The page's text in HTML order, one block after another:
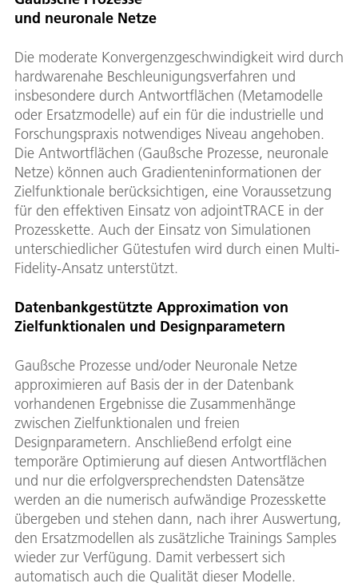
und neuronale Netze
Die moderate Konvergenzgeschwindigkeit wird durch
hardwarenahe Beschleunigungsverfahren und
insbesondere durch Antwortflächen (Metamodelle
oder Ersatzmodelle) auf ein für die industrielle und
Forschungspraxis notwendiges Niveau angehoben.
Die Antwortflächen (Gaußsche Prozesse, neuronale
Netze) können auch Gradienteninformationen der
Zielfunktionale berücksichtigen, eine Voraussetzung
für den effektiven Einsatz von adjointTRACE in der
Prozesskette. Auch der Einsatz von Simulationen
unterschiedlicher Gütestufen wird durch einen Multi-
Fidelity-Ansatz unterstützt.
Datenbankgestützte Approximation von
Zielfunktionalen und Designparametern
Gaußsche Prozesse und/oder Neuronale Netze
approximieren auf Basis der in der Datenbank
vorhandenen Ergebnisse die Zusammenhänge
zwischen Zielfunktionalen und freien
Designparametern. Anschließend erfolgt eine
temporäre Optimierung auf diesen Antwortflächen
und nur die erfolgversprechendsten Datensätze
werden an die numerisch aufwändige Prozesskette
übergeben und stehen dann, nach ihrer Auswertung,
den Ersatzmodellen als zusätzliche Trainings Samples
wieder zur Verfügung. Damit verbessert sich
automatisch auch die Qualität dieser Modelle.